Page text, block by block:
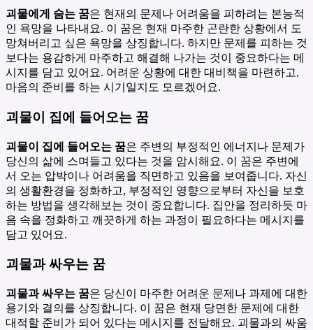
괴물에게 숨는 꿈은 현재의 문제나 어려움을 피하려는 본능적
인 욕망을 나타내요. 이 꿈은 현재 마주한 곤란한 상황에서 도
망쳐버리고 싶은 욕망을 상징합니다. 하지만 문제를 피하는 것
보다는 용감하게 마주하고 해결해 나가는 것이 중요하다는 메
시지를 담고 있어요. 어려운 상황에 대한 대비책을 마련하고,
마음의 준비를 하는 시기일지도 모르겠어요.
괴물이 집에 들어오는 꿈
괴물이 집에 들어오는 꿈은 주변의 부정적인 에너지나 문제가
당신의 삶에 스며들고 있다는 것을 암시해요. 이 꿈은 주변에
서 오는 압박이나 어려움을 직면하고 있음을 보여줍니다. 자신
의 생활환경을 정화하고, 부정적인 영향으로부터 자신을 보호
하는 방법을 생각해보는 것이 중요합니다. 집안을 정리하듯 마
음 속을 정화하고 깨끗하게 하는 과정이 필요하다는 메시지를
담고 있어요.
괴물과 싸우는 꿈
괴물과 싸우는 꿈은 당신이 마주한 어려운 문제나 과제에 대한
용기와 결의를 상징합니다. 이 꿈은 현재 당면한 문제에 대한
대적할 준비가 되어 있다는 메시지를 전달해요. 괴물과의 싸움